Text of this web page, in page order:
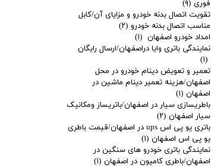
فوری (۹)
تقویت اتصال بدنه خودرو و مزایای آن/کابل
مناسب اتصال بدنه خودرو (۲)
امداد خودرو اصفهان (۱)
نمایندگی باتری وایا دراصفهان/ارسال رایگان
(۱)
تعمیر و تعویض دینام خودرو در محل
اصفهان/هزینه تعمیر دینام ماشین در
اصفهان (۱)
باطریسازی سیار در اصفهان/باتریساز ومکانیک
سیار اصفهان (۲)
باتری یو پی اس ups در اصفهان/قیمت باطری
یو پی اس اصفهان (۱)
نمایندگی باتری خودرو های سنگین در
اصفهان/باطری کامیون در اصفهان (۱)